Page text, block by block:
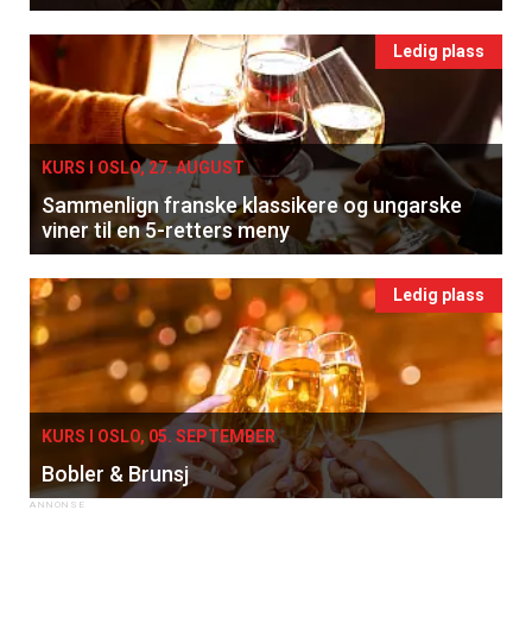
Ledig plass
KURS I OSLO, 27. AUGUST
Sammenlign franske klassikere og ungarske
viner til en 5-retters meny
Ledig plass
KURS I OSLO, 05. SEPTEMBER
Bobler & Brunsj